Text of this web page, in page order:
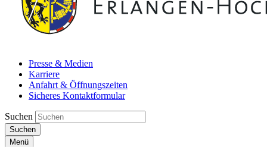
Presse & Medien
Karriere
Anfahrt & Öffnungszeiten
Sicheres Kontaktformular
Suchen
Suchen
Menü